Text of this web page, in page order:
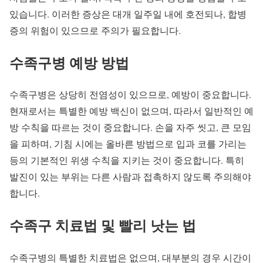
있습니다. 이러한 증상은 대개 일주일 내에 호전되나, 합병
증의 위험이 있으므로 주의가 필요합니다.
수족구병 예방 방법
수족구병은 상당히 전염성이 있으므로, 예방이 중요합니다.
현재로서는 특별한 예방 백신이 없으며, 따라서 일반적인 예
방 수칙을 따르는 것이 중요합니다. 손을 자주 씻고, 큰 모임
을 피하며, 기침 시에는 올바른 방법으로 입과 코를 가리는
등의 기본적인 위생 수칙을 지키는 것이 중요합니다. 특히
발진이 있는 부위는 다른 사람과 접촉하지 않도록 주의해야
합니다.
수족구 치료법 및 빨리 낫는 법
수족구병의 특별한 치료법은 없으며, 대부분의 경우 시간이